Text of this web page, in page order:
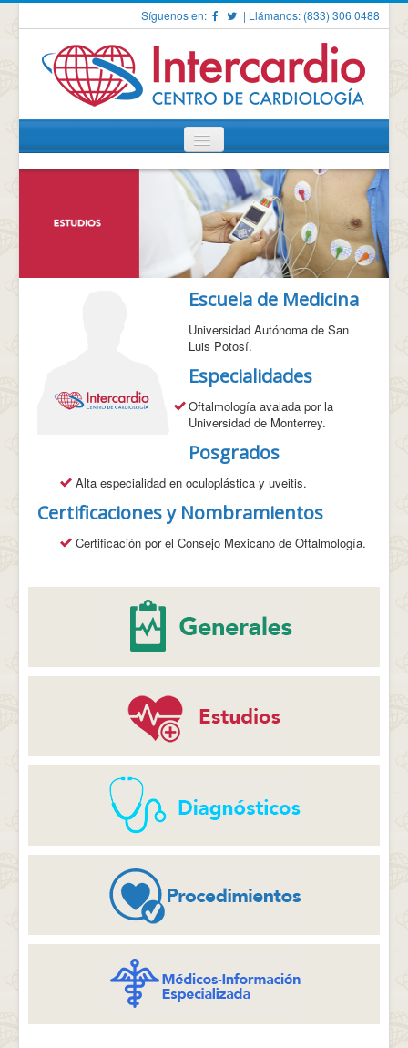
Síguenos en: | Llámanos: (833) 306 0488
Toggle
Navigation
INICIO
NOSOTROS
SERVICIOS
Procedimientos
Médicos-Información Especializada
CHECK UPS
CONTACTO
Escuela de Medicina
Universidad Autónoma de San
Luis Potosí.
Especialidades
Oftalmología avalada por la
Universidad de Monterrey.
Posgrados
Alta especialidad en oculoplástica y uveitis.
Certificaciones y Nombramientos
Certificación por el Consejo Mexicano de Oftalmología.